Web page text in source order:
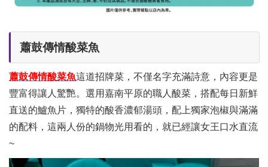
蕭鼓傳情酸菜魚
蕭鼓傳情酸菜魚這道招牌菜，不僅名字充滿詩意，內容更是
豐富得讓人驚艷。選用嘉南平原的職人酸菜，搭配每日新鮮
直送的鱸魚片，獨特的酸香濃郁湯頭，配上獨家泡椒與滿滿
的配料，這兩人份的鍋物光用看的，就已經讓女王口水直流
~